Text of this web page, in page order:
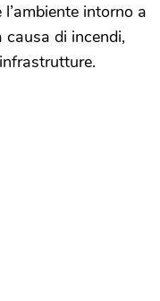
intorno a
di incendi,